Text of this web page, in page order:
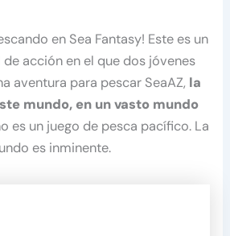
en Sea Fantasy! Este es un
acción en el que dos jóvenes
aventura para pescar SeaAZ, la
mundo, en un vasto mundo
es un juego de pesca pacífico. La
es inminente.